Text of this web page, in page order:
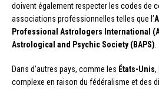
doivent également respecter les codes de
associations professionnelles telles que l’
Professional Astrologers International
Astrological and Psychic Society (BAPS)
Dans d’autres pays, comme les États-Unis,
complexe en raison du fédéralisme et des